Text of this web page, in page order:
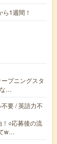
1週間！
プニングスタ
な…
要 / 英語力不
！○応募後の流
w…